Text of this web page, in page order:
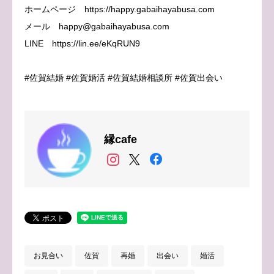
ホームページ https://happy.gabaihayabusa.com
メール happy@gabaihayabusa.com
LINE https://lin.ee/eKqRUN9
#佐賀結婚 #佐賀婚活 #佐賀結婚相談所 #佐賀出会い
縁cafe
お見合い 佐賀 再婚 出会い 婚活